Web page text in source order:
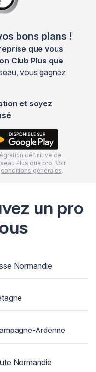
bons plans !
que vous
Club Plus que
vous gagnez
et soyez
définitive de
Plus que pro. Voir
conditions générales.
un pro
Normandie
Ardenne
Normandie